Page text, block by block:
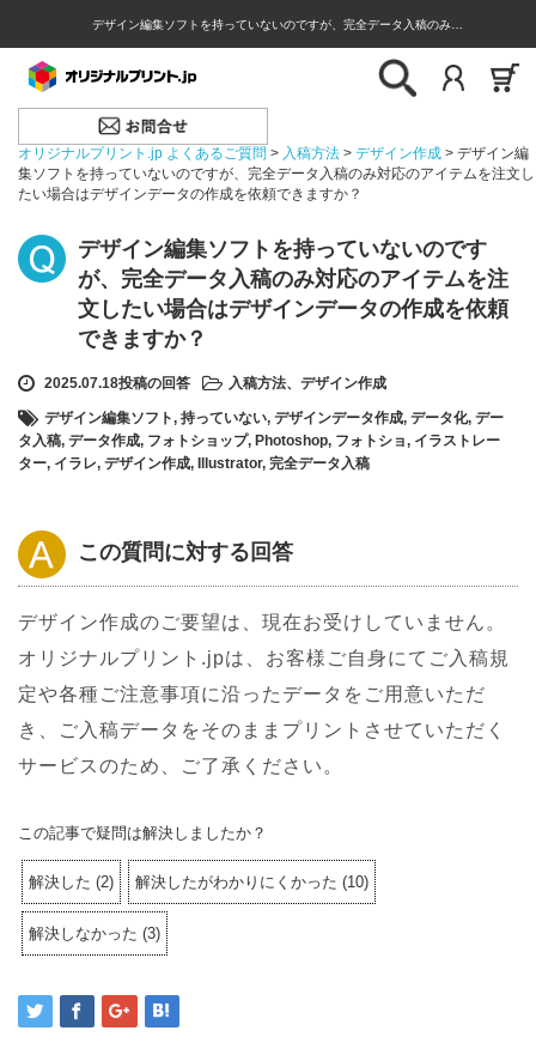
デザイン編集ソフトを持っていないのですが、完全データ入稿のみ…
オリジナルプリント.jp よくあるご質問 > 入稿方法 > デザイン作成 > デザイン編
集ソフトを持っていないのですが、完全データ入稿のみ対応のアイテムを注文し
たい場合はデザインデータの作成を依頼できますか？
デザイン編集ソフトを持っていないのです
が、完全データ入稿のみ対応のアイテムを注
文したい場合はデザインデータの作成を依頼
できますか？
2025.07.18投稿の回答 入稿方法、 デザイン作成
デザイン編集ソフト, 持っていない, デザインデータ作成, データ化, デー
タ入稿, データ作成, フォトショップ, Photoshop, フォトショ, イラストレー
ター, イラレ, デザイン作成, Illustrator, 完全データ入稿
この質問に対する回答
デザイン作成のご要望は、現在お受けしていません。
オリジナルプリント.jpは、お客様ご自身にてご入稿規
定や各種ご注意事項に沿ったデータをご用意いただ
き、ご入稿データをそのままプリントさせていただく
サービスのため、ご了承ください。
この記事で疑問は解決しましたか？
解決した (2) 解決したがわかりにくかった (10)
解決しなかった (3)